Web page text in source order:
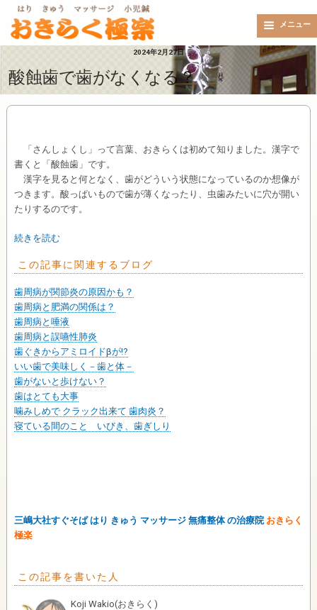
メニュー
2024年2月27日
酸蝕歯で歯がなくなる？
「さんしょくし」って言葉、おきらくは初めて知りました。漢字で
書くと「酸蝕歯」です。
漢字を見ると何となく、歯がどういう状態になっているのか想像が
つきます。酸っぱいもので歯が薄くなったり、虫歯みたいに穴が開い
たりするのです。
続きを読む
この記事に関連するブログ
歯周病が関節炎の原因かも？
歯周病と肥満の関係は？
歯周病と唾液
歯周病と誤嚥性肺炎
歯ぐきからアミロイドβが!?
いい歯で美味しく－歯と体－
歯がないと歩けない？
歯はとても大事
噛みしめで クラック出来て 歯肉炎？
寝ている間のこと いびき、歯ぎしり
三嶋大社すぐそば はり きゅう マッサージ 無痛整体 の治療院 おきらく
極楽
この記事を書いた人
Koji Wakio(おきらく )